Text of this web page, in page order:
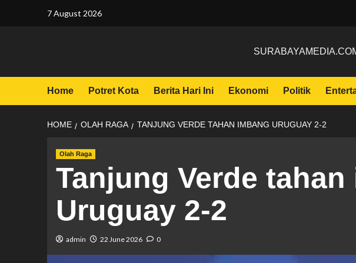
7 August 2026
Home Potret Kota Berita Hari Ini Ekonomi Politik
HOME OLAH RAGA TANJUNG VERDE TAHAN IMBANG URUGUAY 2-2
Olah Raga
Tanjung Verde tahan
Uruguay 2-2
admin 22 June 2026 0